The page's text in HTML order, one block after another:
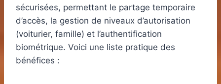
sécurisées, permettant le partage temporaire
d’accès, la gestion de niveaux d’autorisation
(voiturier, famille) et l’authentification
biométrique. Voici une liste pratique des
bénéfices :